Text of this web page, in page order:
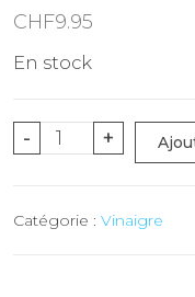
CHF9.95
En stock
-
quantité
pulpeux
+
Catégorie : Vinaigre